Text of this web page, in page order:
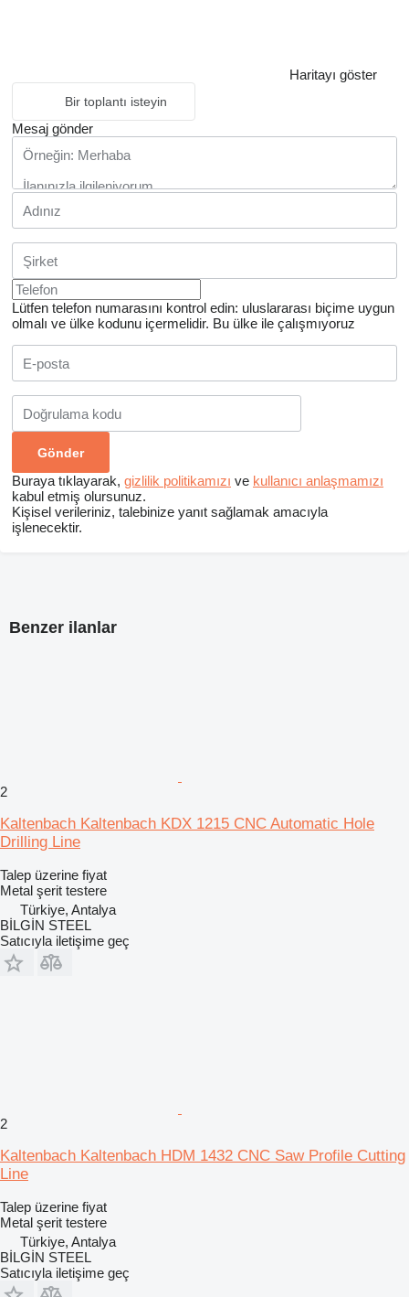
Haritayı göster
Bir toplantı isteyin
Mesaj gönder
Lütfen telefon numarasını kontrol edin: uluslararası biçime uygun
olmalı ve ülke kodunu içermelidir. Bu ülke ile çalışmıyoruz
Buraya tıklayarak, gizlilik politikamızı ve kullanıcı anlaşmamızı
kabul etmiş olursunuz.
Kişisel verileriniz, talebinize yanıt sağlamak amacıyla
işlenecektir.
Benzer ilanlar
2
Kaltenbach Kaltenbach KDX 1215 CNC Automatic Hole
Drilling Line
Talep üzerine fiyat
Metal şerit testere
Türkiye, Antalya
BİLGİN STEEL
Satıcıyla iletişime geç
2
Kaltenbach Kaltenbach HDM 1432 CNC Saw Profile Cutting
Line
Talep üzerine fiyat
Metal şerit testere
Türkiye, Antalya
BİLGİN STEEL
Satıcıyla iletişime geç